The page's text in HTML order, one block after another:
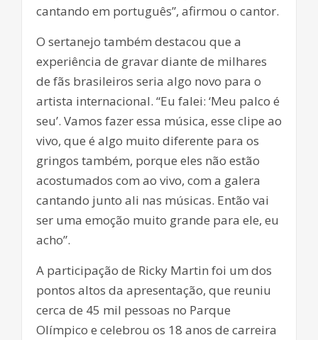
cantando em português”, afirmou o cantor.
O sertanejo também destacou que a
experiência de gravar diante de milhares
de fãs brasileiros seria algo novo para o
artista internacional. “Eu falei: ‘Meu palco é
seu’. Vamos fazer essa música, esse clipe ao
vivo, que é algo muito diferente para os
gringos também, porque eles não estão
acostumados com ao vivo, com a galera
cantando junto ali nas músicas. Então vai
ser uma emoção muito grande para ele, eu
acho”.
A participação de Ricky Martin foi um dos
pontos altos da apresentação, que reuniu
cerca de 45 mil pessoas no Parque
Olímpico e celebrou os 18 anos de carreira